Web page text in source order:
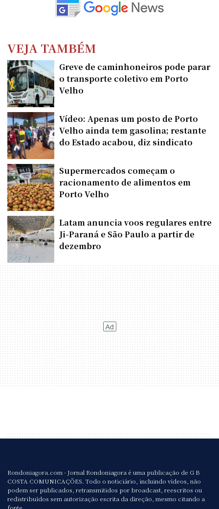
VEJA TAMBÉM
Greve de caminhoneiros pode parar
o transporte coletivo em Porto
Velho
Vídeo: Apenas um posto de Porto
Velho ainda tem gasolina; restante
do Estado acabou, diz sindicato
Supermercados começam o
racionamento de alimentos em
Porto Velho
Latam anuncia voos regulares entre
Ji-Paraná e São Paulo a partir de
dezembro
Rondoniagora.com - Jornal Rondoniagora é uma publicação de G B
COSTA COMUNICAÇÕES. Todo o noticiário, incluindo vídeos, não
podem ser publicados, retransmitidos por broadcast, reescritos ou
redistribuídos sem autorização escrita da direção, mesmo citando a
fonte.